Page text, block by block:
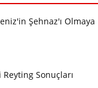
Şehnaz'ı Olmaya
Sonuçları